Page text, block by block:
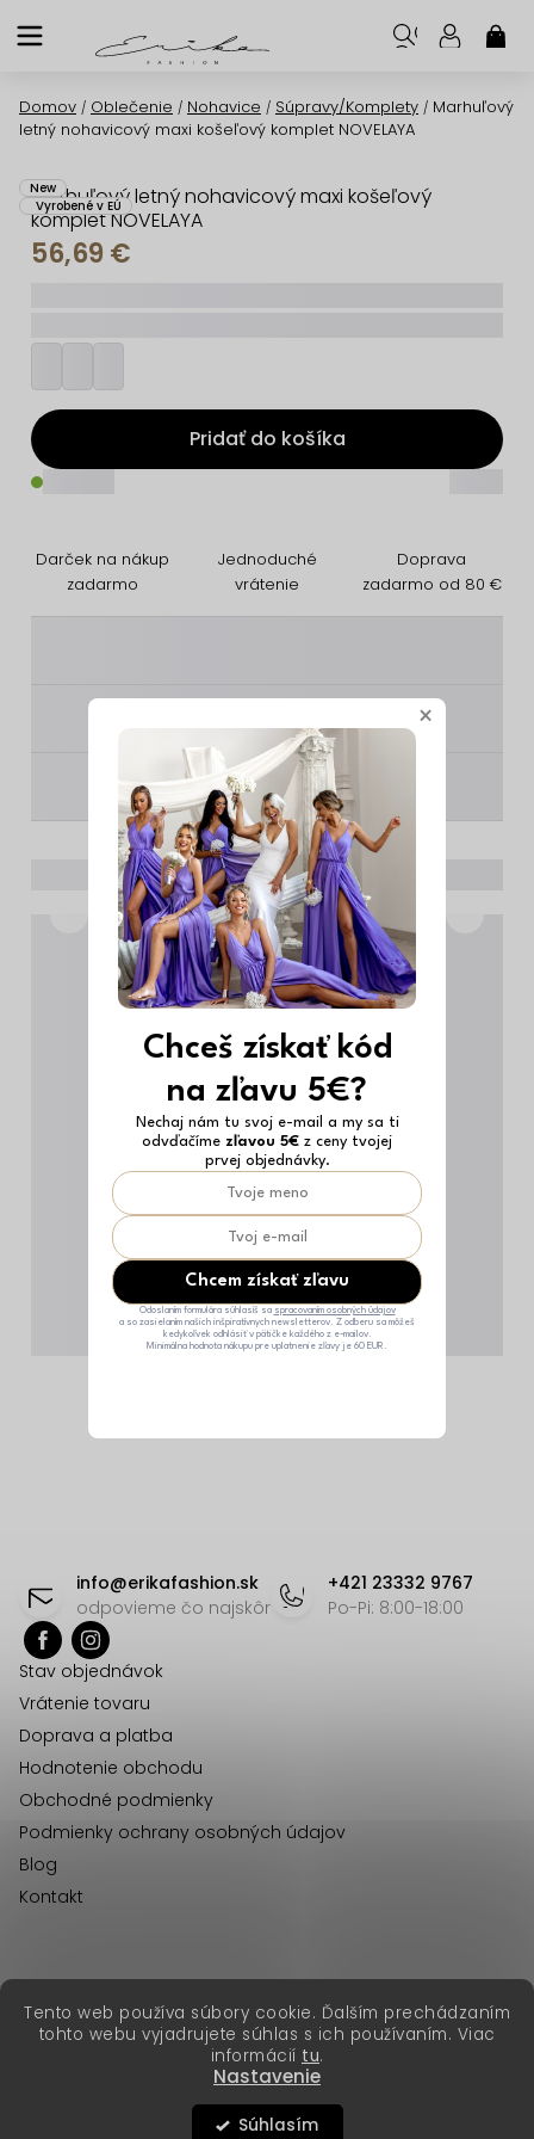
Tento web používa súbory cookie. Ďalším prechádzaním
tohto webu vyjadrujete súhlas s ich používaním. Viac
informácií tu.
Nastavenie
Súhlasím
na
Domov / Oblečenie / Nohavice / Súpravy/Komplety / Marhuľový
letný nohavicový maxi košeľový komplet NOVELAYA
Marhuľový letný nohavicový maxi košeľový
komplet NOVELAYA
New
Vyrobené v EÚ
56,69 €
Pridať do košíka
Darček na nákup
zadarmo
Jednoduché
vrátenie
Doprava
zadarmo od 80 €
________
info@erikafashion.sk
odpovieme čo najskôr
+421 23332 9767
Po-Pi: 8:00-18:00
Stav objednávok
Vrátenie tovaru
Doprava a platba
Hodnotenie obchodu
Obchodné podmienky
Podmienky ochrany osobných údajov
Blog
Kontakt
Vytvoril Shoptet Premium
Copyright 2026Erika Fashion. Všetky práva vyhradené.
erikafashion.cz
×
Chceš získať kód
na zľavu 5€?
Nechaj nám tu svoj e-mail a my sa ti
odvďačíme zľavou 5€ z ceny tvojej
prvej objednávky.
Chcem získať zľavu
Odoslaním formulára súhlasíš sa spracovaním osobných údajov
a so zasielaním našich inšpiratívnych newsletterov. Z odberu sa môžeš
kedykoľvek odhlásiť v pätičke každého z e-mailov.
Minimálna hodnota nákupu pre uplatnenie zľavy je 60 EUR.